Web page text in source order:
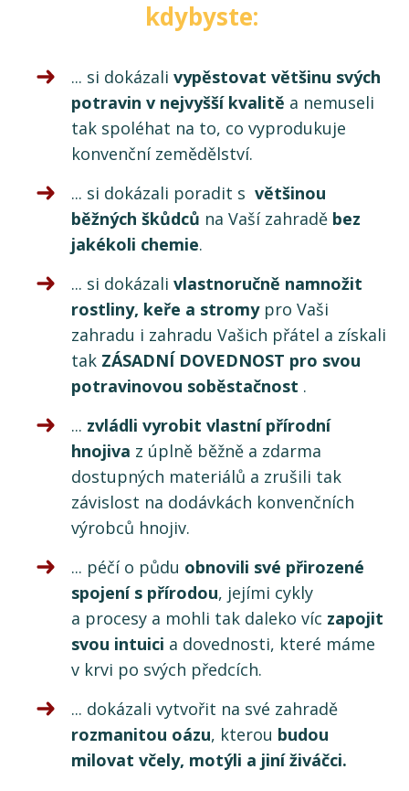
kdybyste:
... si dokázalivypěstovat většinu svých
potravin v nejvyšší kvalitě a nemuseli
tak spoléhat na to, co vyprodukuje
konvenční zemědělství.
... si dokázali poradit s většinou
běžných škůdců na Vaší zahradě bez
jakékoli chemie.
... si dokázalivlastnoručně namnožit
rostliny, keře a stromypro Vaši
zahradu i zahradu Vašich přátel a získali
tak ZÁSADNÍ DOVEDNOST pro svou
potravinovou soběstačnost .
... zvládli vyrobit vlastní přírodní
hnojiva z úplně běžně a zdarma
dostupných materiálů a zrušili tak
závislost na dodávkách konvenčních
výrobců hnojiv.
... péčí o půdu obnovili své přirozené
spojení s přírodou, jejími cykly
a procesy a mohli tak daleko víc zapojit
svou intuici a dovednosti, které máme
v krvi po svých předcích.
... dokázali vytvořit na své zahradě
rozmanitou oázu, kterou budou
milovat včely, motýli a jiní živáčci.